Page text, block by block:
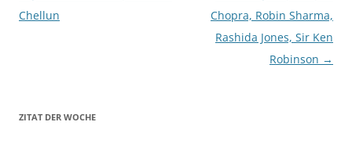
Chellun
Chopra, Robin Sharma,
Rashida Jones, Sir Ken
Robinson →
ZITAT DER WOCHE